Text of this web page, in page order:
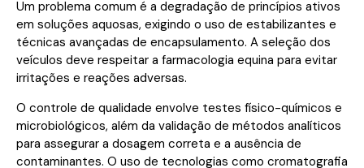
Um problema comum é a degradação de princípios ativos
em soluções aquosas, exigindo o uso de estabilizantes e
técnicas avançadas de encapsulamento. A seleção dos
veículos deve respeitar a farmacologia equina para evitar
irritações e reações adversas.
O controle de qualidade envolve testes físico-químicos e
microbiológicos, além da validação de métodos analíticos
para assegurar a dosagem correta e a ausência de
contaminantes. O uso de tecnologias como cromatografia